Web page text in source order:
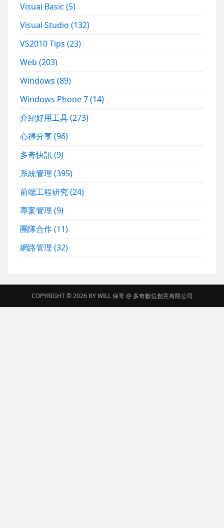
Visual Basic(5)
Visual Studio(132)
VS2010 Tips(23)
Web(203)
Windows(89)
Windows Phone 7(14)
介紹好用工具(273)
心得分享(96)
多奇快訊(9)
系統管理(395)
前端工程研究(24)
專案管理(9)
團隊合作(11)
網路管理(32)
COPYRIGHT © 2026 BYWILL 保哥@ 多奇數位創意有限公司